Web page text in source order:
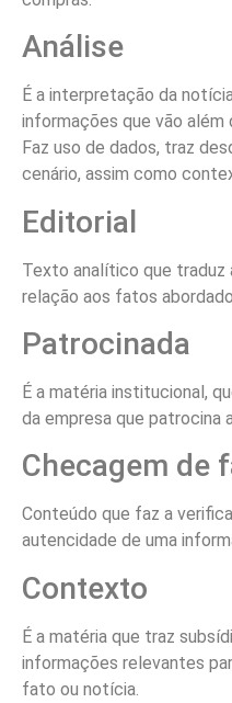
Análise
É a interpretação da
informações que vão além
Faz uso de dados, traz
cenário, assim como
Editorial
Texto analítico que traduz
relação aos fatos
Patrocinada
É a matéria institucional,
da empresa que patrocina
Checagem de
Conteúdo que faz a
autencidade de uma
Contexto
É a matéria que traz
informações relevantes
fato ou notícia.